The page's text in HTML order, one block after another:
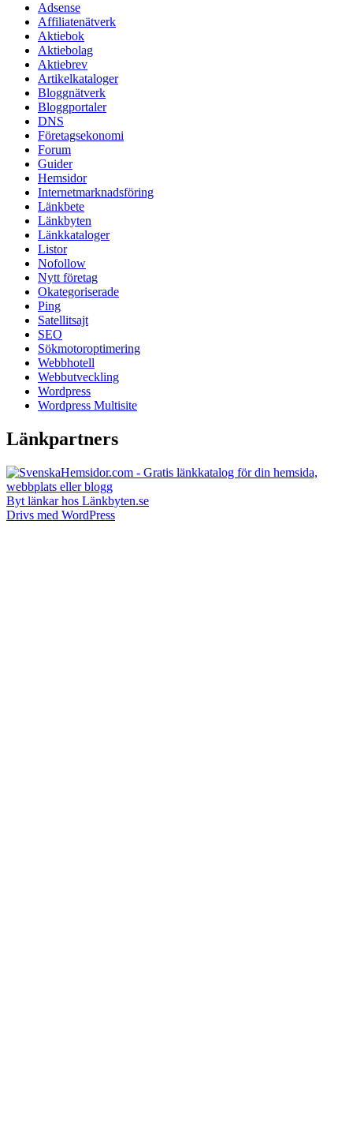
Adsense
Affiliatenätverk
Aktiebok
Aktiebolag
Aktiebrev
Artikelkataloger
Bloggnätverk
Bloggportaler
DNS
Företagsekonomi
Forum
Guider
Hemsidor
Internetmarknadsföring
Länkbete
Länkbyten
Länkkataloger
Listor
Nofollow
Nytt företag
Okategoriserade
Ping
Satellitsajt
SEO
Sökmotoroptimering
Webbhotell
Webbutveckling
Wordpress
Wordpress Multisite
Länkpartners
Byt länkar hos Länkbyten.se
Drivs med WordPress